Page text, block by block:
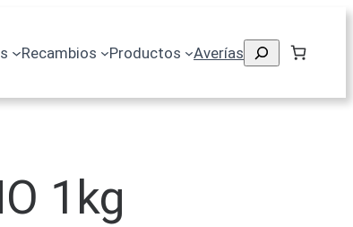
Recambios Productos Averías
1kg